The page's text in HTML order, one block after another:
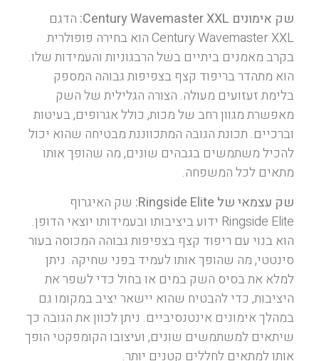
שק אימונים Century Wavemaster XXL:
הדגם
Century Wavemaster XXL הוא בחירה פופולרית
בקרב מאמנים ביתיים בשל הרבגוניות והעמידות שלו.
הוא מתהדר בריפוד קצף בצפיפות גבוהה המספק
בלימת זעזועים מעולה. הצורה הגלילית של השק
מאפשרת מגוון רחב של מכות, כולל אגרופים, בעיטות
וברכיים. תכונת הגובה המתכווננת מבטיחה שהוא יכול
להכיל משתמשים בגבהים שונים, מה שהופך אותו
מתאים לכל המשפחה.
שק עצמאי של Ringside Elite:
שק האיגרוף
Ringside Elite ידוע ביציבותו ובעמידותו יוצאי הדופן.
הוא בנוי עם ריפוד קצף בצפיפות גבוהה המכוסה בעור
סינטטי, מה שהופך אותו לעמיד בפני שחיקה. ניתן
למלא את בסיס השק במים או בחול כדי לשפר את
היציבות, כדי להבטיח שהוא יישאר יציב במקומו גם
במהלך אימונים אינטנסיביים. ניתן לכוון את הגובה כך
שיתאים למשתמשים שונים, ועיצובו הקומפקטי הופך
אותו למתאים לחללים קטנים יותר.